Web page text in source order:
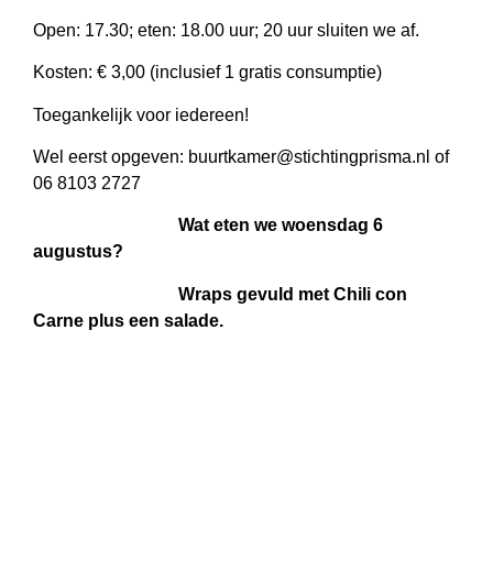
Open: 17.30; eten: 18.00 uur; 20 uur sluiten we af.
Kosten: € 3,00 (inclusief 1 gratis consumptie)
Toegankelijk voor iedereen!
Wel eerst opgeven: buurtkamer@stichtingprisma.nl of
06 8103 2727
Wat eten we woensdag 6
augustus?
Wraps gevuld met Chili con
Carne plus een salade.